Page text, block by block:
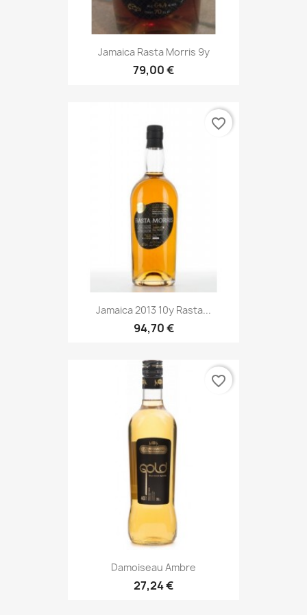
Jamaica Rasta Morris 9y
79,00 €
Jamaica 2013 10y Rasta...
94,70 €
favorite_border
Damoiseau Ambre
27,24 €
favorite_border